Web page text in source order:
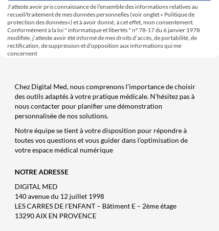
Chez Digital Med, nous comprenons l’importance de choisir
des outils adaptés à votre pratique médicale. N’hésitez pas à
nous contacter pour planifier une démonstration
personnalisée de nos solutions.
Notre équipe se tient à votre disposition pour répondre à
toutes vos questions et vous guider dans l’optimisation de
votre espace médical numérique
NOTRE ADRESSE
DIGITAL MED
140 avenue du 12 juillet 1998
LES CARRES DE l’ENFANT – Bâtiment E – 2ème étage
13290 AIX EN PROVENCE
J'atteste avoir pris connaissance de l’ensemble des informations relatives au
recueil/traitement de mes données personnelles (voir onglet « Politique de
protection des données») et à avoir donné, à cet effet, mon consentement.
Conformément à la loi " informatique et libertés " n° 78-17 du 6 janvier 1978
modifiée, j’atteste avoir été informé de mes droits d‘accès, de portabilité, de
rectification, de suppression et d’opposition aux informations qui me
concernent